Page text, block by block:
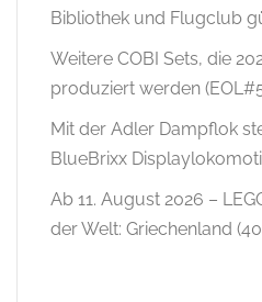
Bibliothek und Flugclub
Weitere COBI Sets, die
produziert werden
Mit der Adler Dampflok
BlueBrixx
Ab 11. August 2026 –
der Welt: Griechenland